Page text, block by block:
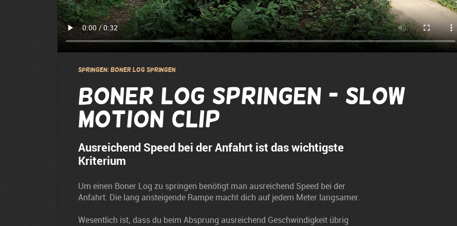
Springen: Boner Log springen
Boner Log springen - Slow
Motion Clip
Ausreichend Speed bei der Anfahrt ist das wichtigste
Kriterium
Um einen Boner Log zu springen benötigt man ausreichend Speed bei der
Anfahrt. Die lang ansteigende Rampe macht dich auf jedem Meter langsamer.
Wesentlich ist, dass du beim Absprung ausreichend Geschwindigkeit übrig